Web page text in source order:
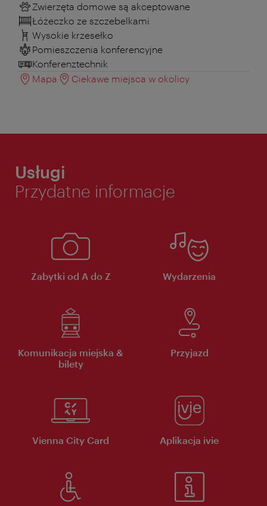
Zwierzęta domowe są akceptowane
Łóżeczko ze szczebelkami
Wysokie krzesełko
Pomieszczenia konferencyjne
Konferenztechnik
Mapa
Ciekawe miejsca w okolicy
Usługi
Przydatne informacje
Zabytki od A do Z Wydarzenia
Komunikacja miejska &
bilety
Przyjazd
Vienna City Card Aplikacja ivie